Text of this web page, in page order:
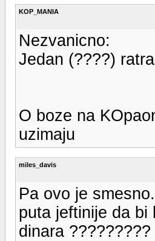
KOP_MANIA
Nezvanicno:
Jedan (????)
O boze na
uzimaju
miles_davis
Pa ovo je
puta jeftinije da bi
dinara ?????????